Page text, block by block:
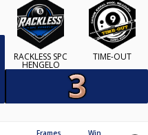
RACKLESS SPC
HENGELO
TIME-OUT